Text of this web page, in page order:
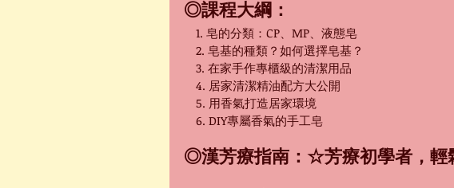
◎課程大綱：
1. 皂的分類：CP、MP、液態皂
2. 皂基的種類？如何選擇皂基？
3. 在家手作專櫃級的清潔用品
4. 居家清潔精油配方大公開
5. 用香氣打造居家環境
6. DIY專屬香氣的手工皂
◎漢芳療指南：☆芳療初學者，輕